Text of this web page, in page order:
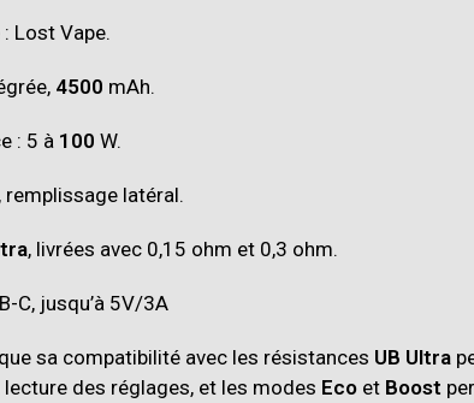
Lost Vape.
4500 mAh.
: 5 à 100 W.
remplissage latéral.
, livrées avec 0,15 ohm et 0,3 ohm.
C, jusqu’à 5V/3A
sa compatibilité avec les résistances UB Ultra
des réglages, et les modes Eco et Boost